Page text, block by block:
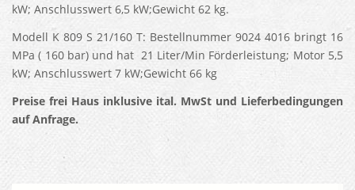
kW; Anschlusswert 6,5 kW;Gewicht 62 kg.
Modell K 809 S 21/160 T: Bestellnummer 9024 4016 bringt 16
MPa ( 160 bar) und hat 21 Liter/Min Förderleistung; Motor 5,5
kW; Anschlusswert 7 kW;Gewicht 66 kg
Preise frei Haus inklusive ital. MwSt und Lieferbedingungen
auf Anfrage.